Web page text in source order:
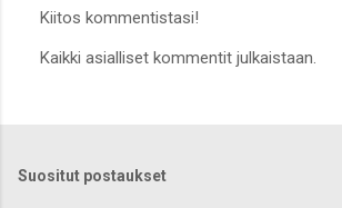
ä
o
Kiitos kommentistasi!
Kaikki asialliset kommentit julkaistaan.
Suositut postaukset